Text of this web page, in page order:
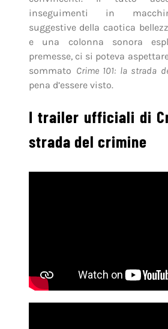
inseguimenti in
suggestive della caotica
e una colonna sonora
premesse, ci si poteva
sommato Crime 101: la strada
pena d’essere visto.
I trailer ufficiali di
strada del crimine